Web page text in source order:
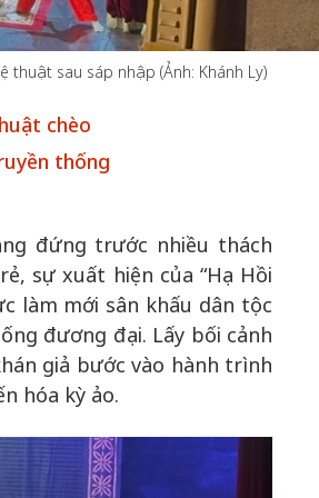
sau sáp nhập (Ảnh: Khánh Ly)
chèo
thống
đứng trước nhiều thách
sự xuất hiện của “Hạ Hồi
làm mới sân khấu dân tộc
đương đại. Lấy bối cảnh
giả bước vào hành trình
hóa kỳ ảo.
Việt Nam gia
Khơi
3: Hội nhập
bản lĩnh
hòa bình thể
quyết định